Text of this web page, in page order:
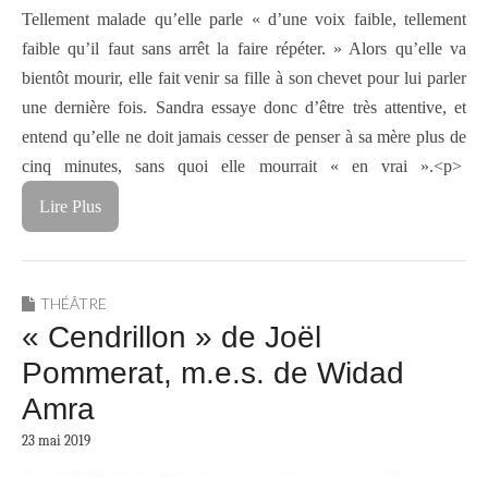
Tellement malade qu’elle parle « d’une voix faible, tellement
faible qu’il faut sans arrêt la faire répéter. » Alors qu’elle va
bientôt mourir, elle fait venir sa fille à son chevet pour lui parler
une dernière fois. Sandra essaye donc d’être très attentive, et
entend qu’elle ne doit jamais cesser de penser à sa mère plus de
cinq minutes, sans quoi elle mourrait « en vrai ».<p>
Lire Plus
THÉÂTRE
« Cendrillon » de Joël
Pommerat, m.e.s. de Widad
Amra
23 mai 2019